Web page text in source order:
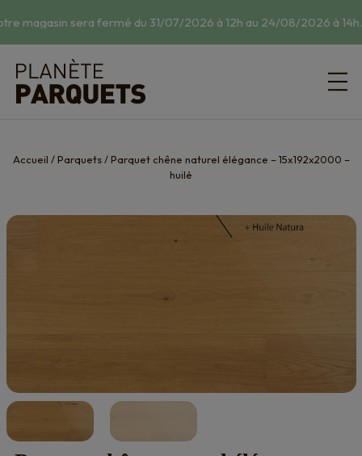
magasin sera fermé du 31/07/2026 à 12h au 24/08/2026 à 14h.
Accueil /Parquets/Parquet chêne naturel élégance – 15x192x2000 –
huilé